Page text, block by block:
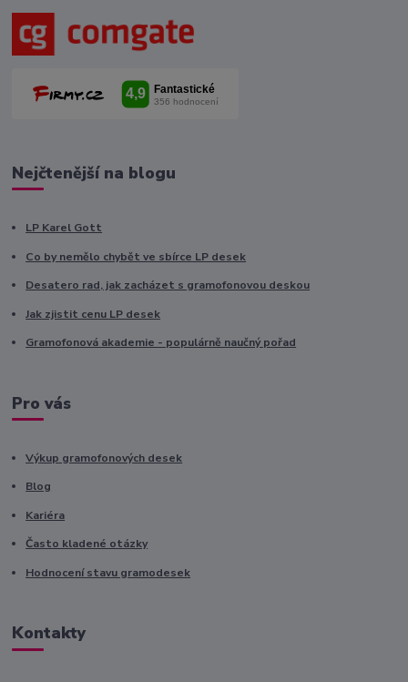
Nejčtenější na blogu
LP Karel Gott
Co by nemělo chybět ve sbírce LP desek
Desatero rad, jak zacházet s gramofonovou deskou
Jak zjistit cenu LP desek
Gramofonová akademie - populárně naučný pořad
Pro vás
Výkup gramofonových desek
Blog
Kariéra
Často kladené otázky
Hodnocení stavu gramodesek
Kontakty